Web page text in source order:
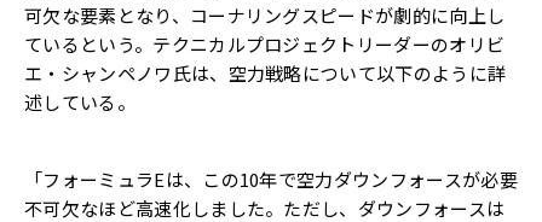
可欠な要素となり、コーナリングスピードが劇的に向上し
ているという。テクニカルプロジェクトリーダーのオリビ
エ・シャンペノワ氏は、空力戦略について以下のように詳
述している。
「フォーミュラEは、この10年で空力ダウンフォースが必要
不可欠なほど高速化しました。ただし、ダウンフォースは